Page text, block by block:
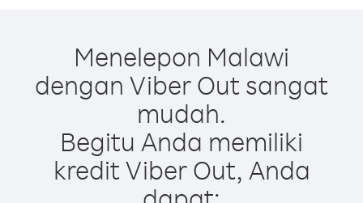
Menelepon Malawi
dengan Viber Out sangat
mudah.
Begitu Anda memiliki
kredit Viber Out, Anda